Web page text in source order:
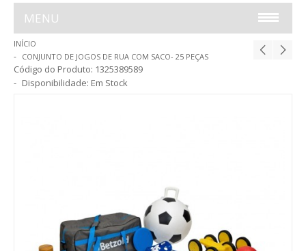
MENU
INFÂNCIA
CONSTRUÇÕES / PUZZLES
EDUCAÇÃO INCLUSIVA
INÍCIO
CONJUNTO DE JOGOS DE RUA COM SACO- 25 PEÇAS
Código do Produto: 1325389589
Disponibilidade: Em Stock